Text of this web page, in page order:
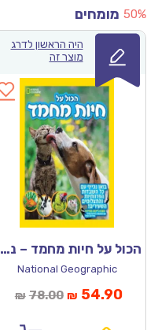
מומחים 50%
היה הראשון לדרג
מוצר זה
הכול על חיות מחמד – נשיונל ג’יאוגרפיק
National Geographic
₪ 78.00המחיר
₪ 54.90